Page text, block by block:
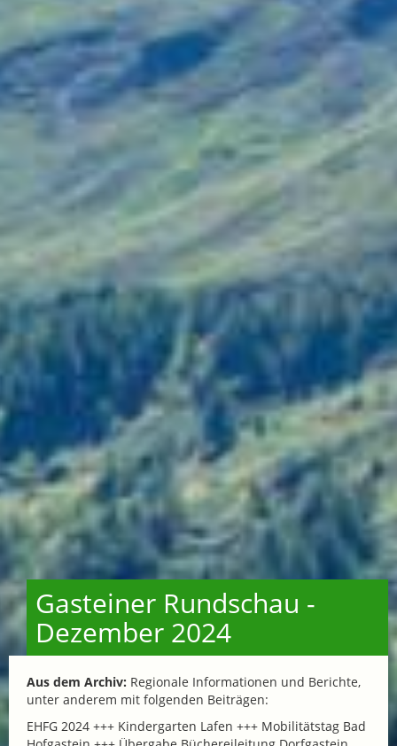
Gasteiner Rundschau -
Dezember 2024
Aus dem Archiv: Regionale Informationen und Berichte,
unter anderem mit folgenden Beiträgen:
EHFG 2024 +++ Kindergarten Lafen +++ Mobilitätstag Bad